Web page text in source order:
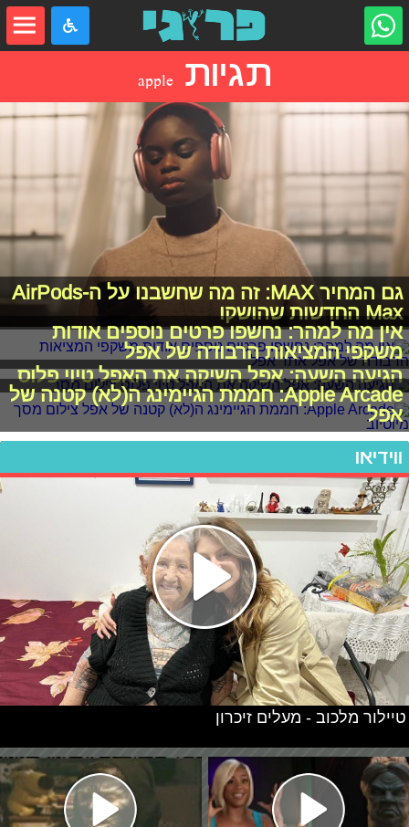
תגיותapple
גם המחיר MAX: זה מה שחשבנו על ה-AirPods
Max החדשות שהושקו
אין מה למהר: נחשפו פרטים נוספים אודות
משקפי המציאות הרבודה של אפל
הגיעה השעה: אפל השיקה את האפל טיוי פלוס
Apple Arcade: חממת הגיימינג ה(לא) קטנה של
אפל
ווידיאו
טיילור מלכוב - מעלים זיכרון